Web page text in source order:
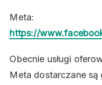
Meta:
https://
Obecnie usługi
Meta dostarczane są